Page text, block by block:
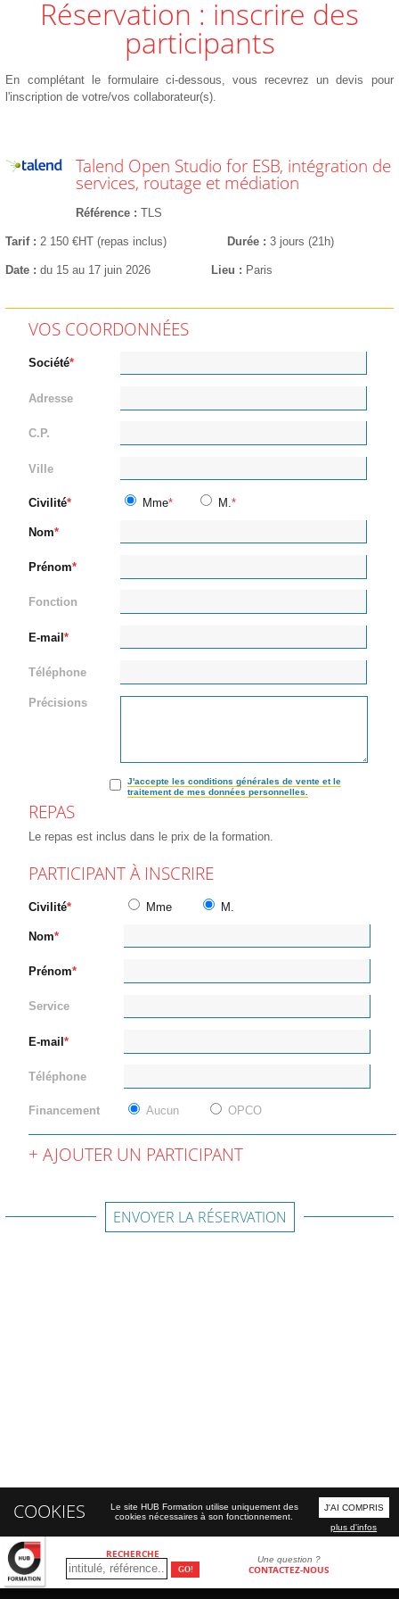
RECHERCHE Une question ?
CONTACTEZ-NOUS
Réservation : inscrire des
participants
En complétant le formulaire ci-dessous, vous recevrez un devis pour
l'inscription de votre/vos collaborateur(s).
Talend Open Studio for ESB, intégration de
services, routage et médiation
Référence TLS
Tarif 2 150 €HT (repas inclus) Durée 3 jours (21h)
Date du 15 au 17 juin 2026 Lieu Paris
VOS COORDONNÉES
Société
Adresse
C.P.
Ville
Civilité Mme M.
Nom
Prénom
Fonction
E-mail
Téléphone
Précisions
J'accepte les conditions générales de vente et le
traitement de mes données personnelles.
REPAS
Le repas est inclus dans le prix de la formation.
PARTICIPANT À INSCRIRE
Civilité Mme M.
Nom
Prénom
Service
E-mail
Téléphone
Financement Aucun OPCO
AJOUTER UN PARTICIPANT
ENVOYER LA RÉSERVATION
COOKIES
Le site HUB Formation utilise uniquement des
cookies nécessaires à son fonctionnement.
J'AI COMPRIS
plus d'infos